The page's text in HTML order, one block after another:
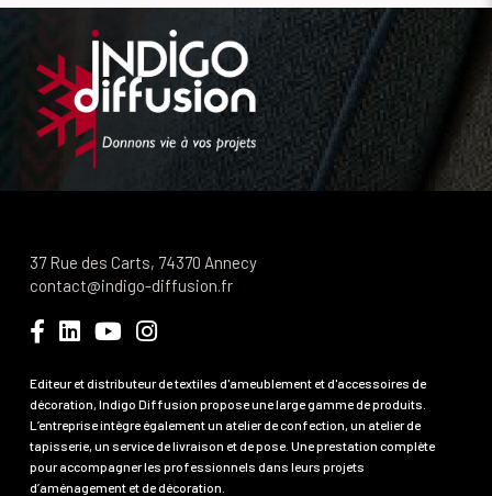
37 Rue des Carts, 74370 Annecy
contact@indigo-diffusion.fr
Editeur et distributeur de textiles d'ameublement et d'accessoires de
décoration, Indigo Diffusion propose une large gamme de produits.
L’entreprise intègre également un atelier de confection, un atelier de
tapisserie, un service de livraison et de pose. Une prestation complète
pour accompagner les professionnels dans leurs projets
d’aménagement et de décoration.